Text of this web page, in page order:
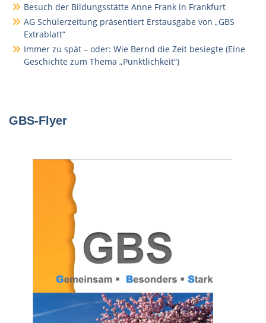
Besuch der Bildungsstätte Anne Frank in Frankfurt
AG Schülerzeitung präsentiert Erstausgabe von „GBS
Extrablatt“
Immer zu spät – oder: Wie Bernd die Zeit besiegte (Eine
Geschichte zum Thema „Pünktlichkeit“)
GBS-Flyer